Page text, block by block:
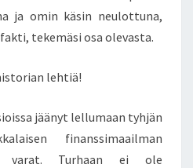
Y
K
I
R
I
N
ja omin käsin neulottuna,
tekemäsi osa olevasta.
lehtiä!
jäänyt lellumaan tyhjän
finanssimaailman
varat. Turhaan ei ole